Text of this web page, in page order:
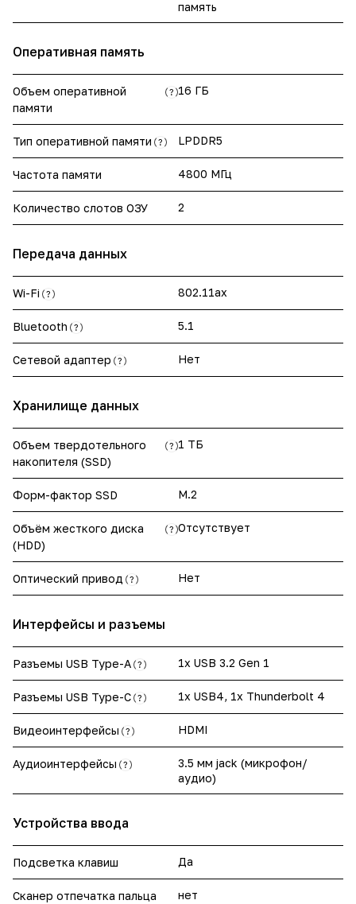
память
Оперативная память
Объем оперативной
памяти
? 16 ГБ
Тип оперативной памяти ? LPDDR5
Частота памяти 4800 МГц
Количество слотов ОЗУ 2
Передача данных
Wi-Fi ? 802.11ax
Bluetooth ? 5.1
Сетевой адаптер ? Нет
Хранилище данных
Объем твердотельного
накопителя (SSD)
? 1 ТБ
Форм-фактор SSD M.2
Объём жесткого диска
(HDD)
? Отсутствует
Оптический привод ? Нет
Интерфейсы и разъемы
Разъемы USB Type-А ? 1x USB 3.2 Gen 1
Разъемы USB Type-С ? 1x USB4, 1x Thunderbolt 4
Видеоинтерфейсы ? HDMI
Аудиоинтерфейсы ?
3.5 мм jack (микрофон/
аудио)
Устройства ввода
Подсветка клавиш Да
Сканер отпечатка пальца нет